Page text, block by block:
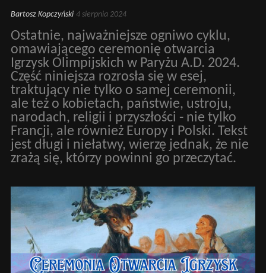
Bartosz Kopczyński 4 sierpnia 2024
Ostatnie, najważniejsze ogniwo cyklu,
omawiającego ceremonię otwarcia
Igrzysk Olimpijskich w Paryżu A.D. 2024.
Część niniejsza rozrosła się w esej,
traktujący nie tylko o samej ceremonii,
ale też o kobietach, państwie, ustroju,
narodach, religii i przyszłości - nie tylko
Francji, ale również Europy i Polski. Tekst
jest długi i niełatwy, wierzę jednak, że nie
zrażą się, którzy powinni go przeczytać.